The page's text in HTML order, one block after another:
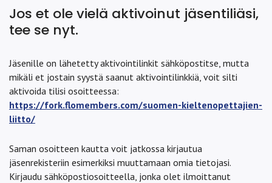
Jos et ole vielä aktivoinut jäsentiliäsi,
tee se nyt.
Jäsenille on lähetetty aktivointilinkit sähköpostitse, mutta
mikäli et jostain syystä saanut aktivointilinkkiä, voit silti
aktivoida tilisi osoitteessa:
https://fork.flomembers.com/suomen-kieltenopettajien-
liitto/
Saman osoitteen kautta voit jatkossa kirjautua
jäsenrekisteriin esimerkiksi muuttamaan omia tietojasi.
Kirjaudu sähköpostiosoitteella, jonka olet ilmoittanut